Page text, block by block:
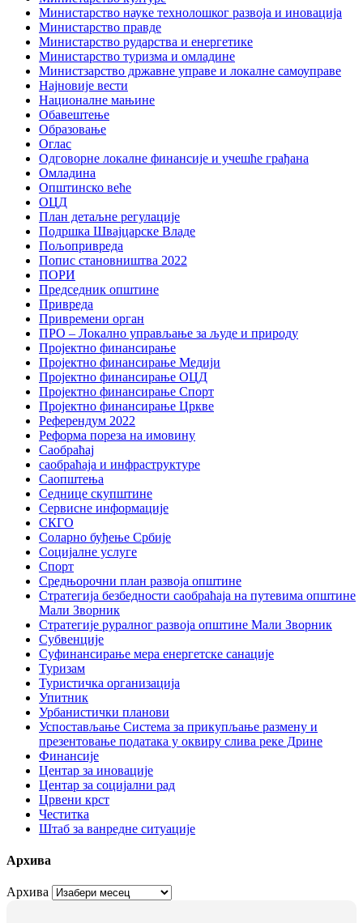
Министарство науке технолошког развоја и иновација
Министарство правде
Министарство рударства и енергетике
Министарство туризма и омладине
Министзарство државне управе и локалне самоуправе
Најновије вести
Националне мањине
Обавештење
Образовање
Оглас
Одговорне локалне финансије и учешће грађана
Омладина
Општинско веће
ОЦД
План детаљне регулације
Подршка Швајцарске Владе
Пољопривреда
Попис становништва 2022
ПОРИ
Председник општине
Привреда
Привремени орган
ПРО – Локално управљање за људе и природу
Пројектно финансирање
Пројектно финансирање Медији
Пројектно финансирање ОЦД
Пројектно финансирање Спорт
Пројектно финансирање Цркве
Референдум 2022
Реформа пореза на имовину
Саобраћај
саобраћаја и инфраструктуре
Саопштења
Седнице скупштине
Сервисне информације
СКГО
Соларно буђење Србије
Социјалне услуге
Спорт
Средњорочни план развоја општине
Стратегија безбедности саобраћаја на путевима општине
Мали Зворник
Стратегије руралног развоја општине Мали Зворник
Субвенције
Суфинансирање мера енергетске санације
Туризам
Туристичка организација
Упитник
Урбанистички планови
Успостављање Система за прикупљање размену и
презентовање података у оквиру слива реке Дрине
Финансије
Центар за иновације
Центар за социјални рад
Црвени крст
Честитка
Штаб за ванредне ситуације
Архива
Архива